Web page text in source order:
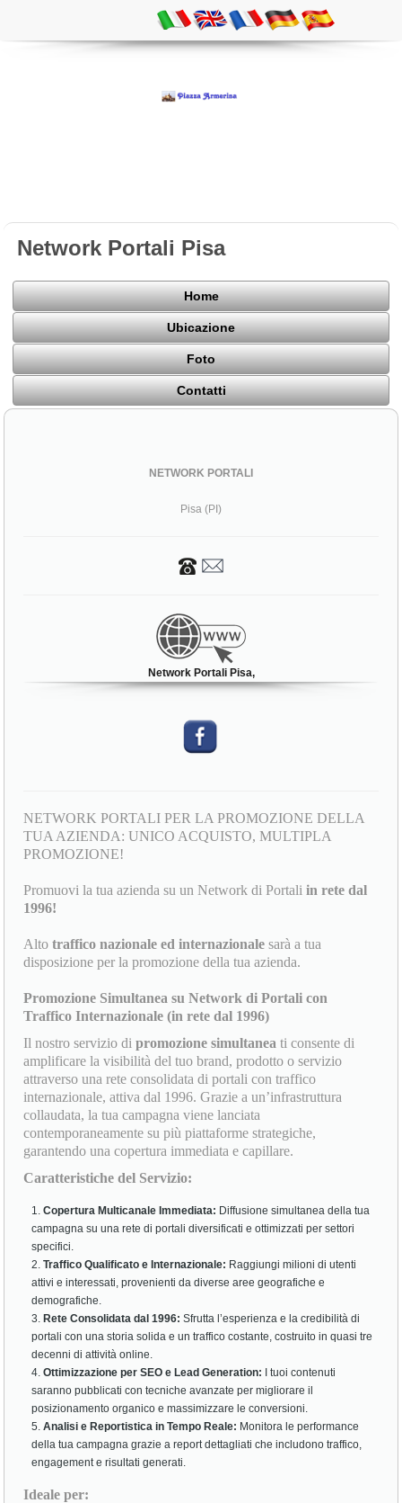
Network Portali Pisa
Home
Ubicazione
Foto
Contatti
NETWORK PORTALI
Pisa (PI)
Network Portali Pisa,
NETWORK PORTALI PER LA PROMOZIONE DELLA
TUA AZIENDA: UNICO ACQUISTO, MULTIPLA
PROMOZIONE!
Promuovi la tua azienda su un Network di Portaliin rete dal
1996!
Altotraffico nazionale ed internazionale sarà a tua
disposizione per la promozione della tua azienda.
Promozione Simultanea su Network di Portali con
Traffico Internazionale (in rete dal 1996)
Il nostro servizio dipromozione simultanea ti consente di
amplificare la visibilità del tuo brand, prodotto o servizio
attraverso una rete consolidata di portali con traffico
internazionale, attiva dal 1996. Grazie a un’infrastruttura
collaudata, la tua campagna viene lanciata
contemporaneamente su più piattaforme strategiche,
garantendo una copertura immediata e capillare.
Caratteristiche del Servizio:
Copertura Multicanale Immediata: Diffusione simultanea della tua
campagna su una rete di portali diversificati e ottimizzati per settori
specifici.
Traffico Qualificato e Internazionale: Raggiungi milioni di utenti
attivi e interessati, provenienti da diverse aree geografiche e
demografiche.
Rete Consolidata dal 1996: Sfrutta l’esperienza e la credibilità di
portali con una storia solida e un traffico costante, costruito in quasi tre
decenni di attività online.
Ottimizzazione per SEO e Lead Generation: I tuoi contenuti
saranno pubblicati con tecniche avanzate per migliorare il
posizionamento organico e massimizzare le conversioni.
Analisi e Reportistica in Tempo Reale: Monitora le performance
della tua campagna grazie a report dettagliati che includono traffico,
engagement e risultati generati.
Ideale per: